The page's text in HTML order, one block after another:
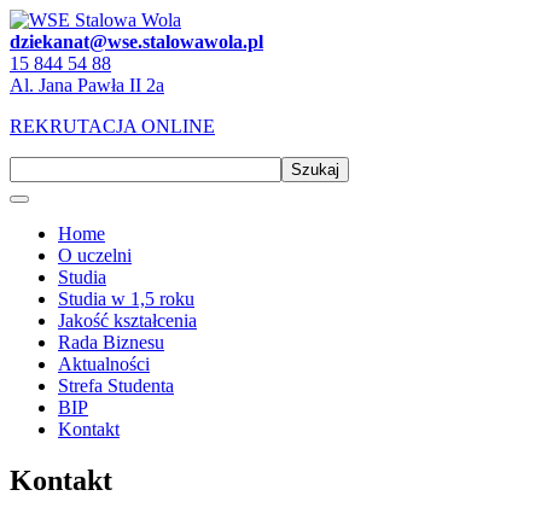
dziekanat@wse.stalowawola.pl
15 844 54 88
Al. Jana Pawła II 2a
REKRUTACJA ONLINE
Szukaj
Home
O uczelni
Studia
Studia w 1,5 roku
Jakość kształcenia
Rada Biznesu
Aktualności
Strefa Studenta
BIP
Kontakt
Kontakt